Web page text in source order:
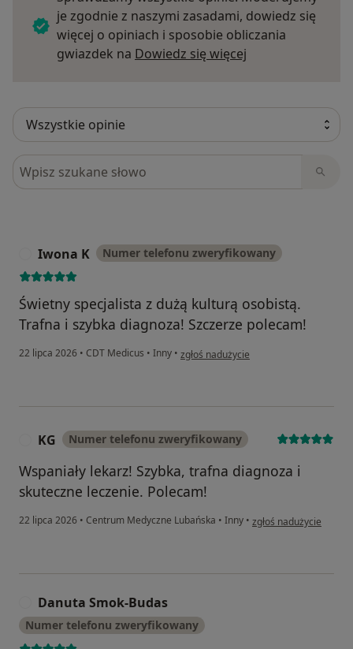
je zgodnie z naszymi zasadami, dowiedz się
więcej o opiniach i sposobie obliczania
gwiazdek na Dowiedz się więcej
Szukaj w opiniach
Iwona K Numer telefonu zweryfikowany
Świetny specjalista z dużą kulturą osobistą.
Trafna i szybka diagnoza! Szczerze polecam!
22 lipca 2026 • CDT Medicus • Inny • w opinii użytkownika Iwona K
zgłoś nadużycie
KG Numer telefonu zweryfikowany
Wspaniały lekarz! Szybka, trafna diagnoza i
skuteczne leczenie. Polecam!
22 lipca 2026 • Centrum Medyczne Lubańska • Inny • w opinii użytkownika
zgłoś nadużycie
Danuta Smok-Budas
Numer telefonu zweryfikowany